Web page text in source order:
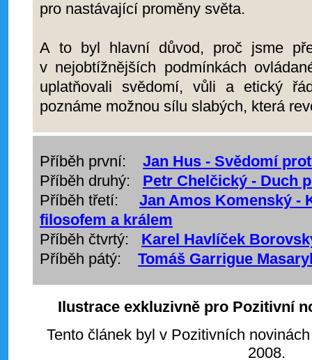
pro nastávající proměny světa.
A to byl hlavní důvod, proč jsme
v nejobtížnějších podmínkách
uplatňovali svědomí, vůli a etický
poznáme možnou sílu slabých, která
Příběh první: Jan Hus - Svědomí
Příběh druhý: Petr Chelčický - Duch
Příběh třetí: Jan Amos Komenský -
filosofem a králem
Příběh čtvrtý: Karel Havlíček
Příběh pátý: Tomáš Garrigue
Ilustrace exkluzivně pro Pozitivní
Tento článek byl v Pozitivních
2008.